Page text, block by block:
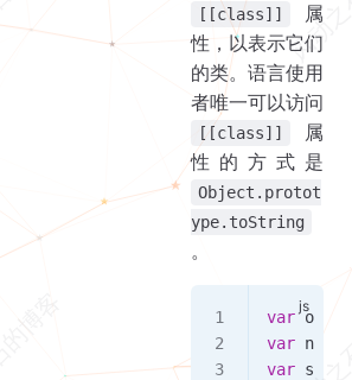
[[class]]
属
性，以表示它们
的类。语言使用
者唯一可以访问
[[class]]
属
性的方式是
Object.protot
ype.toString
。
var o
var n
var s